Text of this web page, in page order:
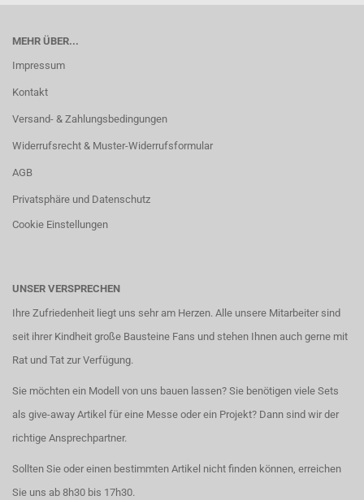
MEHR ÜBER...
Impressum
Kontakt
Versand- & Zahlungsbedingungen
Widerrufsrecht & Muster-Widerrufsformular
AGB
Privatsphäre und Datenschutz
Cookie Einstellungen
UNSER VERSPRECHEN
Ihre Zufriedenheit liegt uns sehr am Herzen. Alle unsere Mitarbeiter sind
seit ihrer Kindheit große Bausteine Fans und stehen Ihnen auch gerne mit
Rat und Tat zur Verfügung.
Sie möchten ein Modell von uns bauen lassen? Sie benötigen viele Sets
als give-away Artikel für eine Messe oder ein Projekt? Dann sind wir der
richtige Ansprechpartner.
Sollten Sie oder einen bestimmten Artikel nicht finden können, erreichen
Sie uns ab 8h30 bis 17h30.